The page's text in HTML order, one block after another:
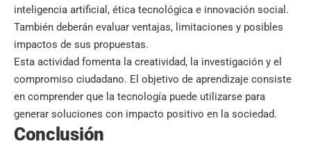
inteligencia artificial, ética tecnológica e innovación social.
También deberán evaluar ventajas, limitaciones y posibles
impactos de sus propuestas.
Esta actividad fomenta la creatividad, la investigación y el
compromiso ciudadano. El objetivo de aprendizaje consiste
en comprender que la tecnología puede utilizarse para
generar soluciones con impacto positivo en la sociedad.
Conclusión